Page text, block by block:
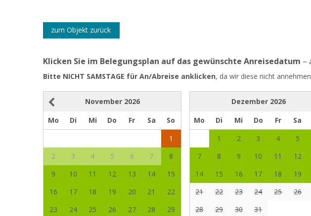
zum Objekt zurück
Klicken Sie im Belegungsplan auf das gewünschte Anreisedatum –
Bitte NICHT SAMSTAGE für An/Abreise anklicken, da wir diese nicht
November 2026
Mo
Di Mi Do Fr Sa
So
1
2
3 4 5 6 7
8
9
10 11 12 13 14
15
16
17 18 19 20 21
22
23
24 25 26 27 28
29
Dezember 2026
Mo
Di Mi Do Fr Sa
1
2 3 4 5
7
8 9 10 11 12
14
15 16 17 18 19
21
22 23 24 25 26
28
29 30 31